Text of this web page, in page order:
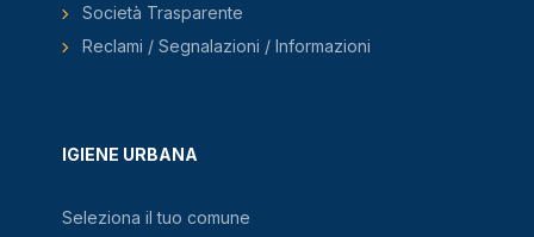
IGIENE URBANA
Seleziona il tuo comune
Società Trasparente
Reclami / Segnalazioni / Informazioni